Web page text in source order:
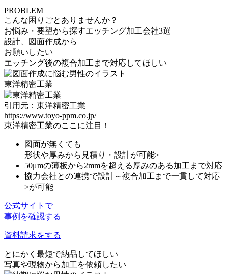
PROBLEM
こんな困りごとありませんか？
お悩み・要望から探すエッチング加工会社3選
設計、図面作成から
お願いしたい
エッチング後の複合加工まで対応してほしい
東洋精密工業
引用元：東洋精密工業
https://www.toyo-ppm.co.jp/
東洋精密工業のここに注目！
図面が無くても
形状や厚みから見積り・設計が可能>
50μmの薄板から2mmを超える厚みのある加工まで対応
協力会社との連携で設計～複合加工まで一貫して対応
>が可能
公式サイトで
事例を確認する
資料請求をする
とにかく最短で納品してほしい
写真や現物から加工を依頼したい